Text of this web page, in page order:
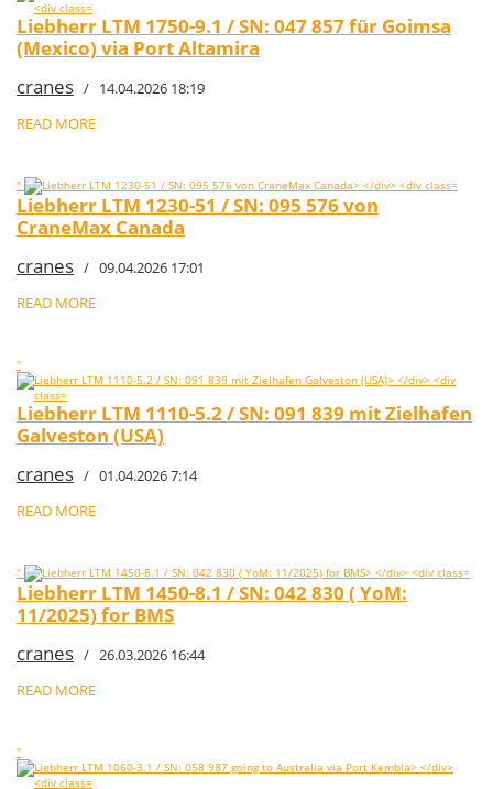
Liebherr LTM 1750-9.1 / SN: 047 857 für Goimsa
(Mexico) via Port Altamira
cranes / 14.04.2026 18:19
READ MORE
"
Liebherr LTM 1230-51 / SN: 095 576 von
CraneMax Canada
cranes / 09.04.2026 17:01
READ MORE
"
Liebherr LTM 1110-5.2 / SN: 091 839 mit Zielhafen
Galveston (USA)
cranes / 01.04.2026 7:14
READ MORE
"
Liebherr LTM 1450-8.1 / SN: 042 830 ( YoM:
11/2025) for BMS
cranes / 26.03.2026 16:44
READ MORE
"